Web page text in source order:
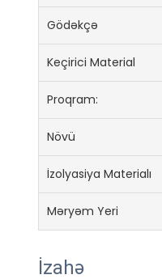
Gödəkçə
Keçirici Material
Proqram:
Növü
İzolyasiya Materialı
Məryəm Yeri
İzahə